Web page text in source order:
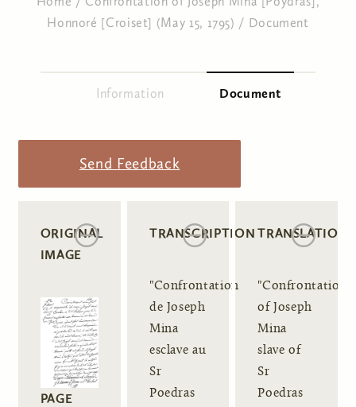
You are here
Honnoré [Croiset] (May 15, 1795) / Document
Information Document
Send Feedback
ORIGINAL
IMAGE
PAGE
TRANSCRIPTION
"Confrontation
de Joseph
Mina
esclave au
Sr
Poedras
TRANSLATION
"Confrontation
of Joseph
Mina
slave of
Sr
Poedras